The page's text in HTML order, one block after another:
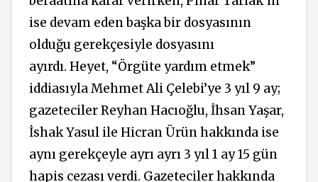
ise devam eden başka bir dosyasının
olduğu gerekçesiyle dosyasını
ayırdı. Heyet, “Örgüte yardım etmek”
iddiasıyla Mehmet Ali Çelebi’ye 3 yıl 9 ay;
gazeteciler Reyhan Hacıoğlu, İhsan Yaşar,
İshak Yasul ile Hicran Ürün hakkında ise
aynı gerekçeyle ayrı ayrı 3 yıl 1 ay 15 gün
hapis cezası verdi. Gazeteciler hakkında